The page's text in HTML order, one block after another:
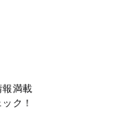
満載
ク！